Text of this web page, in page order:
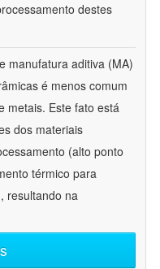
destes
manufatura aditiva (MA)
é menos comum
metais. Este fato está
dos materiais
(alto ponto
térmico para
resultando na